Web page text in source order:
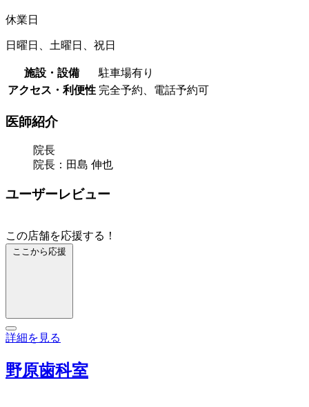
休業日
日曜日、土曜日、祝日
施設・設備
駐車場有り
アクセス・利便性 完全予約、電話予約可
医師紹介
院長
院長：田島 伸也
ユーザーレビュー
この店舗を応援する！
ここから応援
詳細を見る
野原歯科室